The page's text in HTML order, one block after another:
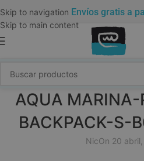
Skip to navigation
Skip to main content
Envíos gratis a
AQUA MARINA-
BACKPACK-S-
NicOn 20